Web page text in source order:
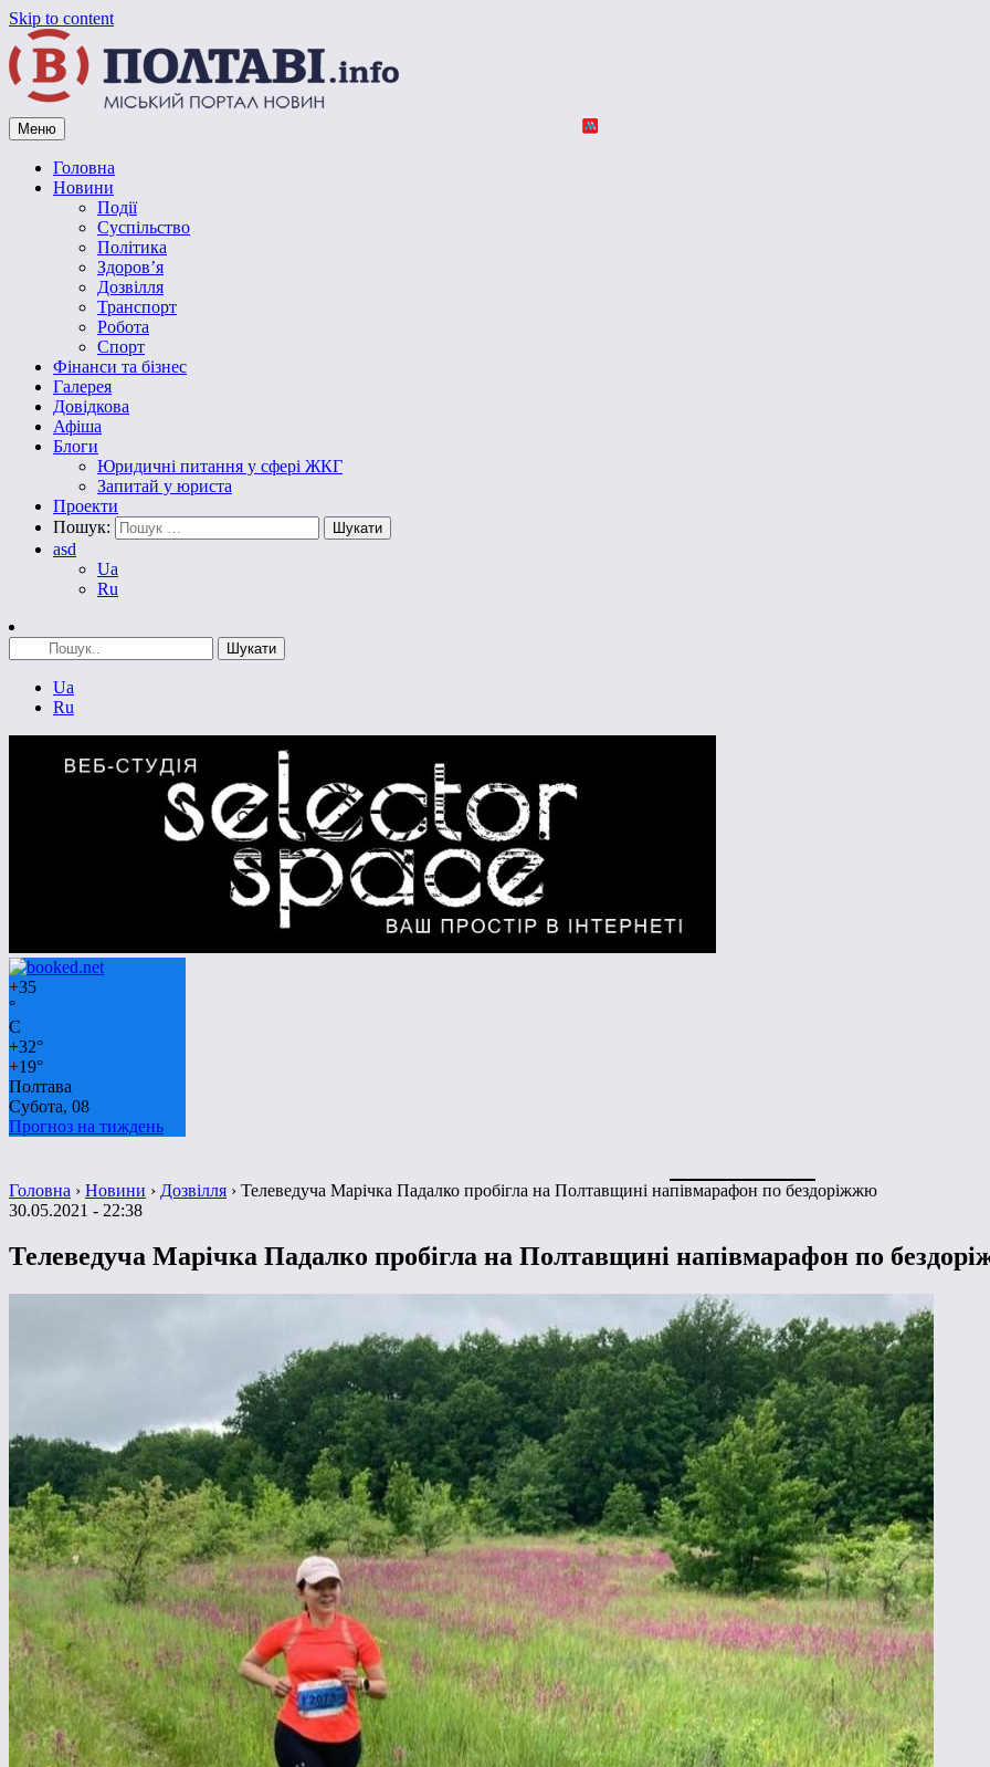
Skip to content
Vpoltave.info
Полтавський портал новин
Меню
Головна
Новини
Події
Суспільство
Політика
Здоров’я
Дозвілля
Транспорт
Робота
Спорт
Фінанси та бізнес
Галерея
Довідкова
Афіша
Блоги
Юридичні питання у сфері ЖКГ
Запитай у юриста
Проекти
Пошук:
asd
Ua
Ru
Ua
Ru
+35
°
C
+32°
+19°
Полтава
Субота, 08
Прогноз на тиждень
Головна › Новини › Дозвілля › Телеведуча Марічка Падалко пробігла на Полтавщині напівмарафон по бездоріжжю
30.05.2021 - 22:38
Телеведуча Марічка Падалко пробігла на Полтавщині напівмарафон по